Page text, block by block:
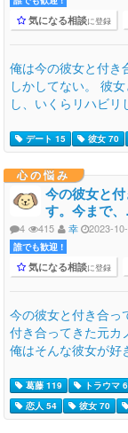
気になる相談に登録
俺は今の彼女と付
しかしてない。 彼
し、いくらリハビ
デート 15 彼女 70
心の悩み
今の彼女と
す。今まで
4 415 幸 2023-
誰でも歓迎 !
気になる相談に登録
今の彼女と付き合っ
付き合ってきた元カ
俺はそんな彼女が好
葛藤 119 トラウマ
恋人 54
彼女 70